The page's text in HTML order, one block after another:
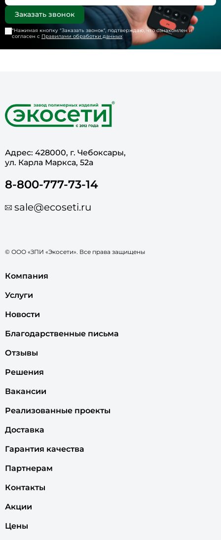
*Нажимая кнопку "Заказать звонок", подтверждаю, что ознакомлен и
согласен с Правилами обработки данных
Адрес: 428000, г. Чебоксары,
ул. Карла Маркса, 52а
8-800-777-73-14
sale@ecoseti.ru
© ООО «ЗПИ «Экосети». Все права защищены
Компания
Услуги
Новости
Благодарственные письма
Отзывы
Решения
Вакансии
Реализованные проекты
Доставка
Гарантия качества
Партнерам
Контакты
Акции
Цены